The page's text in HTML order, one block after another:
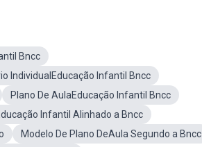
Bncc
IndividualEducação Infantil Bncc
Plano De AulaEducação Infantil Bncc
Infantil Alinhado a Bncc
Modelo De Plano DeAula Segundo a Bncc